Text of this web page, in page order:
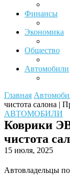
Финансы
Экономика
Общество
Автомобили
Главная
чистота салона |
АВТОМОБИЛИ
Коврики
чистота
15 июля, 2025
Автовладельцы